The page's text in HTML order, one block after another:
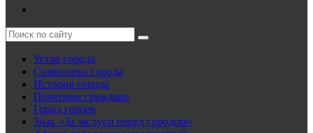
Устав города
Символика города
История города
Почетные граждане
Город героев
Знак «За заслуги перед городом»